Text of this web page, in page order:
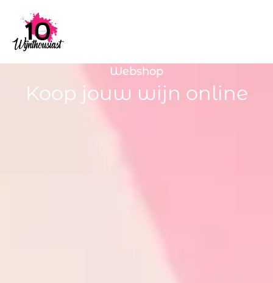
Webshop
Koop jouw wijn online